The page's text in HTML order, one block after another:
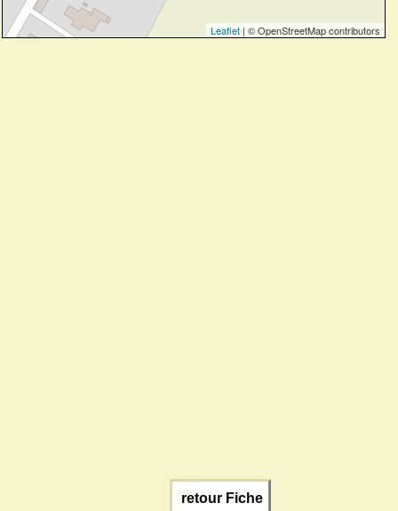
Leaflet | © OpenStreetMap contributors
retour Fiche